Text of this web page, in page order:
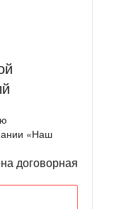
«Наш
договорная